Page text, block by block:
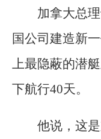
加拿大总
国公司建造新
上最隐蔽的潜
下航行40天。
他说，这